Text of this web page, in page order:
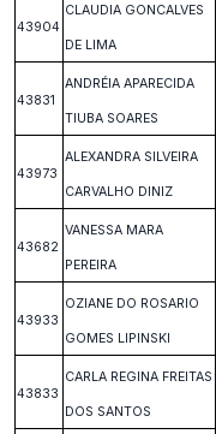
43904
CLAUDIA GONCALVES
DE LIMA
43831
ANDRÉIA APARECIDA
TIUBA SOARES
43973
ALEXANDRA SILVEIRA
CARVALHO DINIZ
43682
VANESSA MARA
PEREIRA
43933
OZIANE DO ROSARIO
GOMES LIPINSKI
43833
CARLA REGINA FREITAS
DOS SANTOS